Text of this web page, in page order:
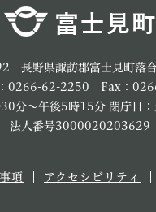
長野県諏訪郡富士見町落
0266-62-2250 Fax：
分～午後5時15分 閉庁日
法人番号3000020203629
項 アクセシビリティ